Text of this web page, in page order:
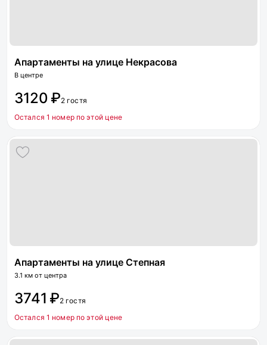
Апартаменты на улице Некрасова
В центре
3120 ₽2 гостя
Остался 1 номер по этой цене
Апартаменты на улице Степная
3.1 км от центра
3741 ₽2 гостя
Остался 1 номер по этой цене